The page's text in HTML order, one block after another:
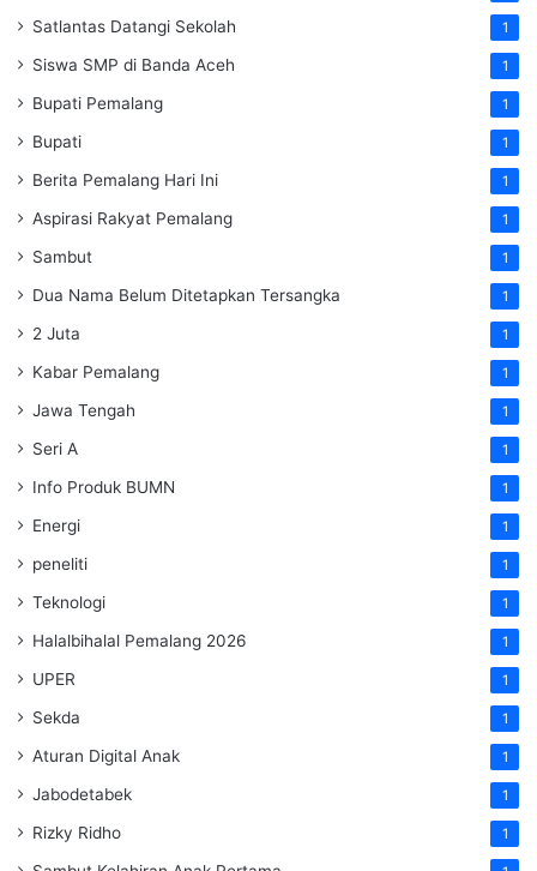
Satlantas Datangi Sekolah 1
Siswa SMP di Banda Aceh 1
Bupati Pemalang 1
Bupati 1
Berita Pemalang Hari Ini 1
Aspirasi Rakyat Pemalang 1
Sambut 1
Dua Nama Belum Ditetapkan Tersangka 1
2 Juta 1
Kabar Pemalang 1
Jawa Tengah 1
Seri A 1
Info Produk BUMN 1
Energi 1
peneliti 1
Teknologi 1
Halalbihalal Pemalang 2026 1
UPER 1
Sekda 1
Aturan Digital Anak 1
Jabodetabek 1
Rizky Ridho 1